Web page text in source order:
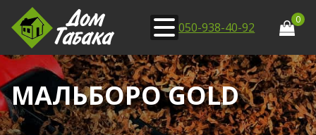
050-938-40-92
0
МАЛЬБОРО GOLD